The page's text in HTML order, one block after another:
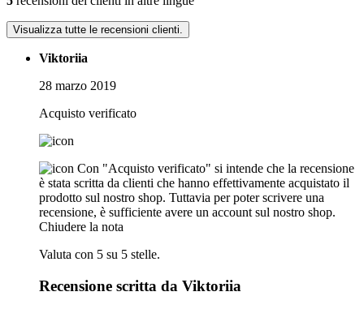
Visualizza tutte le recensioni clienti.
Viktoriia
28 marzo 2019
Acquisto verificato
Con "Acquisto verificato" si intende che la recensione
è stata scritta da clienti che hanno effettivamente acquistato il
prodotto sul nostro shop. Tuttavia per poter scrivere una
recensione, è sufficiente avere un account sul nostro shop.
Chiudere la nota
Valuta con 5 su 5 stelle.
Recensione scritta da Viktoriia